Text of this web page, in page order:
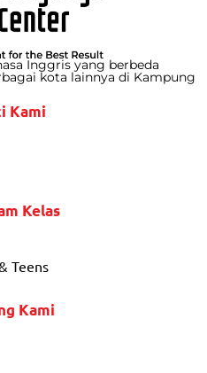
Inggris yang berbeda
kota lainnya di Kampung
Kami
Kelas
Teens
Kami